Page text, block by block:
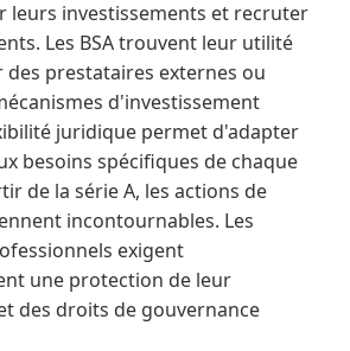
leurs investissements et recruter
Les BSA trouvent leur utilité
prestataires externes ou
d'investissement
juridique permet d'adapter
besoins spécifiques de chaque
de la série A, les actions de
incontournables. Les
exigent
une protection de leur
des droits de gouvernance